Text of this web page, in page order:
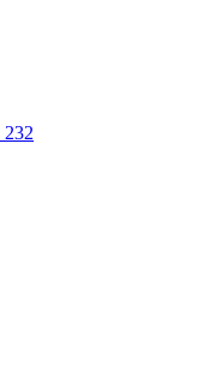
232